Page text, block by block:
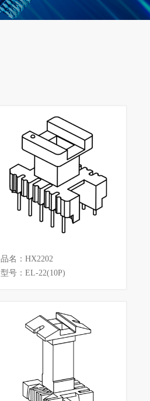
品名：HX2202
型号：EL-22(10P)